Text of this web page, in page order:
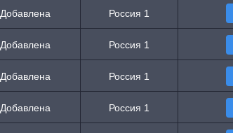
Добавлена Россия 1
Добавлена Россия 1
Добавлена Россия 1
Добавлена Россия 1